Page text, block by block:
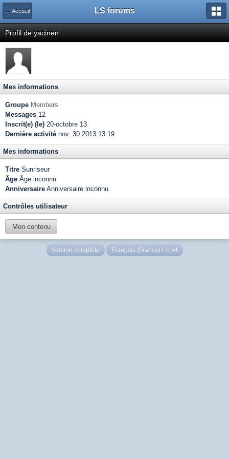
← Accueil LS forums
Profil de yacinen
Mes informations
Groupe Members
Messages 12
Inscrit(e) (le) 20-octobre 13
Dernière activité nov. 30 2013 13:19
Mes informations
Titre Sunriseur
Âge Âge inconnu
Anniversaire Anniversaire inconnu
Contrôles utilisateur
Mon contenu
Version complète Français (France) LS v4